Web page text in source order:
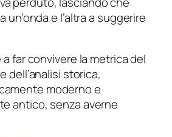
un’onda e l’altra a suggerire
a far convivere la metrica del
dell’analisi storica,
moderno e
antico, senza averne